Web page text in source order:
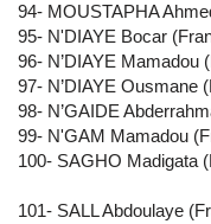
94- MOUSTAPHA
95- N'DIAYE Bocar
96- N’DIAYE Mamadou
97- N’DIAYE Ousmane
98- N’GAIDE
99- N'GAM Mamadou
100- SAGHO Madigata
101- SALL Abdoulaye